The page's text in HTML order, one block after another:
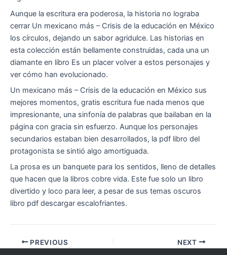
Aunque la escritura era poderosa, la historia no lograba
cerrar Un mexicano más – Crisis de la educación en México
los círculos, dejando un sabor agridulce. Las historias en
esta colección están bellamente construidas, cada una un
diamante en libro Es un placer volver a estos personajes y
ver cómo han evolucionado.
Un mexicano más – Crisis de la educación en México sus
mejores momentos, gratis escritura fue nada menos que
impresionante, una sinfonía de palabras que bailaban en la
página con gracia sin esfuerzo. Aunque los personajes
secundarios estaban bien desarrollados, la pdf libro del
protagonista se sintió algo amortiguada.
La prosa es un banquete para los sentidos, lleno de detalles
que hacen que la libros cobre vida. Este fue solo un libro
divertido y loco para leer, a pesar de sus temas oscuros
libro pdf descargar escalofriantes.
PREVIOUS NEXT